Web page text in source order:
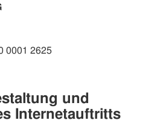
0001 2625
und
Internetauftritts